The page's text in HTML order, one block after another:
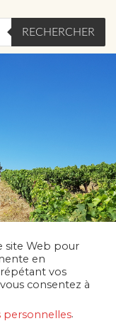
RECHERCHER
site Web pour
en
vos
consentez à
personnelles.